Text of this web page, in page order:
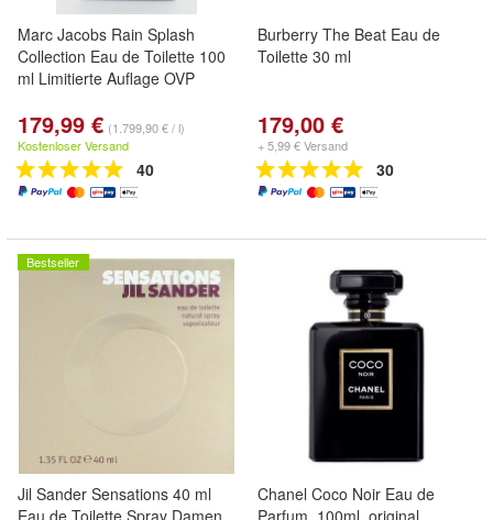
Marc Jacobs Rain Splash
Collection Eau de Toilette 100
ml Limitierte Auflage OVP
179,99 € (1.799,90 € / l)
Kostenloser Versand
40
Burberry The Beat Eau de
Toilette 30 ml
179,00 €
+ 5,99 € Versand
30
Bestseller
Jil Sander Sensations 40 ml
Eau de Toilette Spray Damen
Chanel Coco Noir Eau de
Parfum, 100ml, original